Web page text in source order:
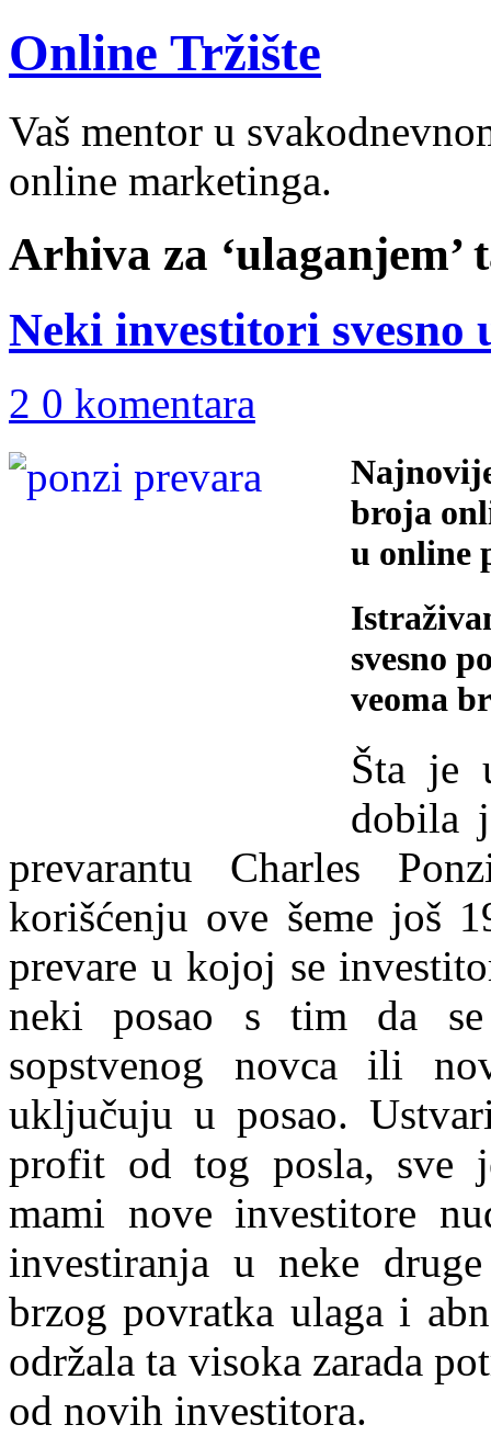
Online Tržište
Vaš mentor u
online marketinga.
Arhiva za ‘ulaganjem’
Neki investitori svesno
2 0 komentara
broja
u online
svesno
veoma
Šta je
dobila
prevarantu Charles
korišćenju ove šeme još
prevare u kojoj se
neki posao s tim da se
sopstvenog novca ili
uključuju u posao.
profit od tog posla, sve
mami nove investitore
investiranja u neke
brzog povratka ulaga i
održala ta visoka zarada
od novih investitora.